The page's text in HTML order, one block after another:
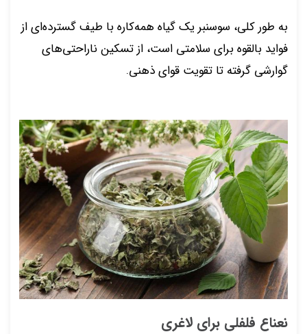
به طور کلی، سوسنبر یک گیاه همه‌کاره با طیف گسترده‌ای از
فواید بالقوه برای سلامتی است، از تسکین ناراحتی‌های
گوارشی گرفته تا تقویت قوای ذهنی.
نعناع فلفلی برای لاغری